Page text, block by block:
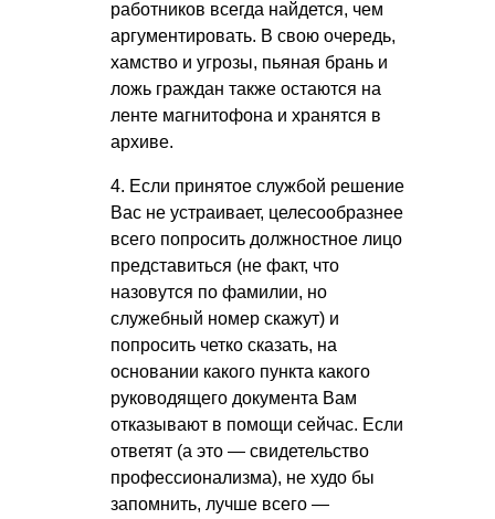
работников всегда найдется, чем
аргументировать. В свою очередь,
хамство и угрозы, пьяная брань и
ложь граждан также остаются на
ленте магнитофона и хранятся в
архиве.
4. Если принятое службой решение
Вас не устраивает, целесообразнее
всего попросить должностное лицо
представиться (не факт, что
назовутся по фамилии, но
служебный номер скажут) и
попросить четко сказать, на
основании какого пункта какого
руководящего документа Вам
отказывают в помощи сейчас. Если
ответят (а это — свидетельство
профессионализма), не худо бы
запомнить, лучше всего —